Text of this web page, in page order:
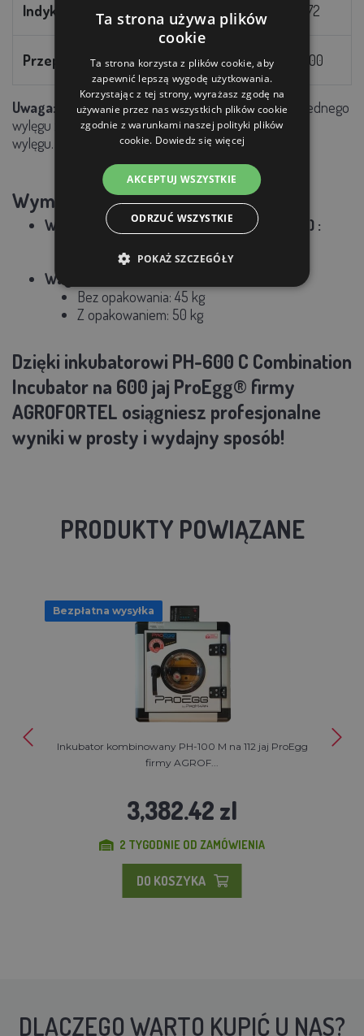
Indyk / Paw 140 572
Przepiórka 1032 368 1400
Uwaga:
Nie zaleca się łączenia różnych typów jaj do jednego
wylęgu ze względu na różnice w warunkach rozwoju i
wylęgu.
Wymiary i waga:
Wymiary (długość x szerokość x wysokość) :
Z pokrywą: 55 x 110 x 132 cm
Waga:
Bez opakowania: 45 kg
Z opakowaniem: 50 kg
Dzięki inkubatorowi PH-600 C Combination
Incubator na 600 jaj ProEgg® firmy
AGROFORTEL osiągniesz profesjonalne
wyniki w prosty i wydajny sposób!
PRODUKTY POWIĄZANE
Bezpłatna wysyłka
Inkubator kombinowany PH-100 M na 112 jaj ProEgg
firmy AGROF...
3,382.42 zl
2 TYGODNIE OD ZAMÓWIENIA
DO KOSZYKA
DLACZEGO WARTO KUPIĆ U NAS?
Ta strona używa plików
cookie
Ta strona korzysta z plików cookie, aby
zapewnić lepszą wygodę użytkowania.
Korzystając z tej strony, wyrażasz zgodę na
używanie przez nas wszystkich plików cookie
zgodnie z warunkami naszej polityki plików
cookie. Dowiedz się więcej
AKCEPTUJ WSZYSTKIE
ODRZUĆ WSZYSTKIE
POKAŻ SZCZEGÓŁY